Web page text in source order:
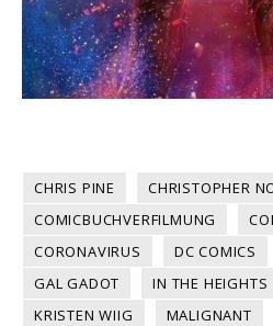
CHRIS PINE
CHRISTOPHER
COMICBUCHVERFILMUNG
CORONAVIRUS
DC COMICS
GAL GADOT
IN THE HEIGHTS
KRISTEN WIIG
MALIGNANT